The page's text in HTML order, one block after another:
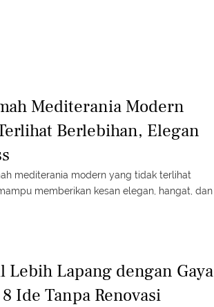
Mediterania Modern
Berlebihan, Elegan
mediterania modern yang tidak terlihat
memberikan kesan elegan, hangat, dan
Lebih Lapang dengan Gaya
Ide Tanpa Renovasi